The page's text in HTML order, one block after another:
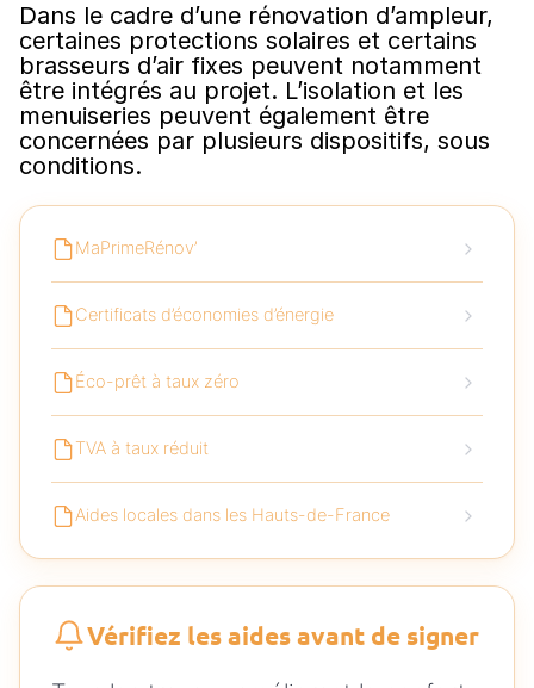
Dans le cadre d’une rénovation d’ampleur,
certaines protections solaires et certains
brasseurs d’air fixes peuvent notamment
être intégrés au projet. L’isolation et les
menuiseries peuvent également être
concernées par plusieurs dispositifs, sous
conditions.
MaPrimeRénov’
Certificats d’économies d’énergie
Éco-prêt à taux zéro
TVA à taux réduit
Aides locales dans les Hauts-de-France
Vérifiez les aides avant de signer